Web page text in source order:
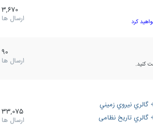
کرد
3,670
ارسال ها
کنید.
90
ارسال ها
گالري نيروي زميني
گالري تاریخ نظامی
33,075
ارسال ها